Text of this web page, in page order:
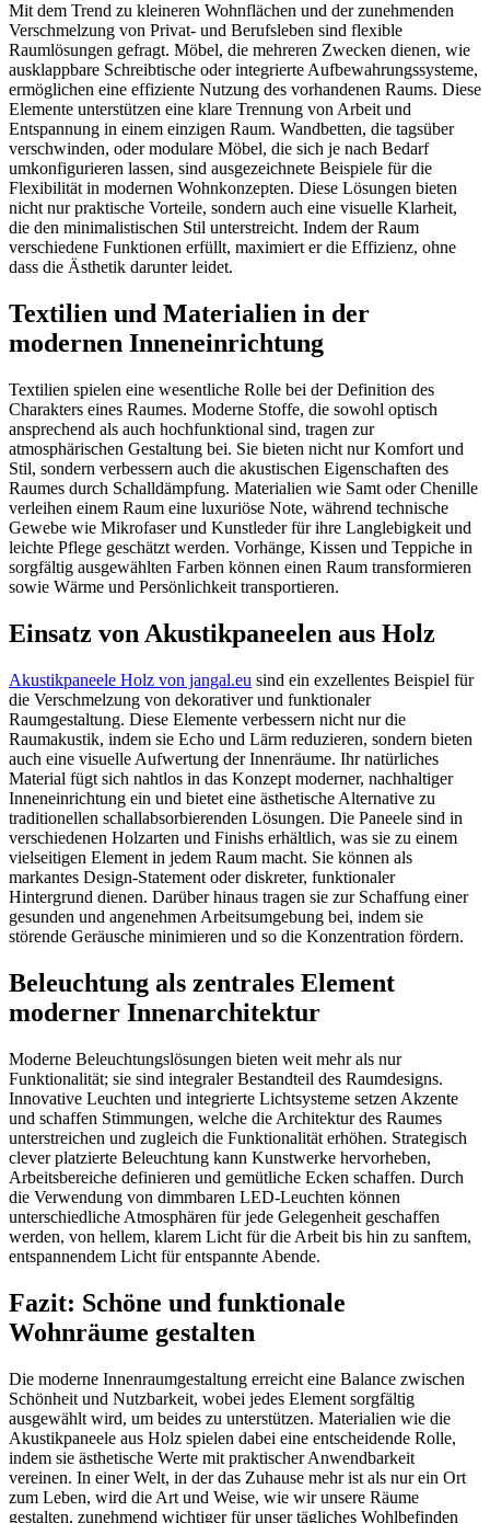
Mit dem Trend zu kleineren Wohnflächen und der zunehmenden
Verschmelzung von Privat- und Berufsleben sind flexible
Raumlösungen gefragt. Möbel, die mehreren Zwecken dienen, wie
ausklappbare Schreibtische oder integrierte Aufbewahrungssysteme,
ermöglichen eine effiziente Nutzung des vorhandenen Raums. Diese
Elemente unterstützen eine klare Trennung von Arbeit und
Entspannung in einem einzigen Raum. Wandbetten, die tagsüber
verschwinden, oder modulare Möbel, die sich je nach Bedarf
umkonfigurieren lassen, sind ausgezeichnete Beispiele für die
Flexibilität in modernen Wohnkonzepten. Diese Lösungen bieten
nicht nur praktische Vorteile, sondern auch eine visuelle Klarheit,
die den minimalistischen Stil unterstreicht. Indem der Raum
verschiedene Funktionen erfüllt, maximiert er die Effizienz, ohne
dass die Ästhetik darunter leidet.
Textilien und Materialien in der
modernen Inneneinrichtung
Textilien spielen eine wesentliche Rolle bei der Definition des
Charakters eines Raumes. Moderne Stoffe, die sowohl optisch
ansprechend als auch hochfunktional sind, tragen zur
atmosphärischen Gestaltung bei. Sie bieten nicht nur Komfort und
Stil, sondern verbessern auch die akustischen Eigenschaften des
Raumes durch Schalldämpfung. Materialien wie Samt oder Chenille
verleihen einem Raum eine luxuriöse Note, während technische
Gewebe wie Mikrofaser und Kunstleder für ihre Langlebigkeit und
leichte Pflege geschätzt werden. Vorhänge, Kissen und Teppiche in
sorgfältig ausgewählten Farben können einen Raum transformieren
sowie Wärme und Persönlichkeit transportieren.
Einsatz von Akustikpaneelen aus Holz
Akustikpaneele Holz von jangal.eu sind ein exzellentes Beispiel für
die Verschmelzung von dekorativer und funktionaler
Raumgestaltung. Diese Elemente verbessern nicht nur die
Raumakustik, indem sie Echo und Lärm reduzieren, sondern bieten
auch eine visuelle Aufwertung der Innenräume. Ihr natürliches
Material fügt sich nahtlos in das Konzept moderner, nachhaltiger
Inneneinrichtung ein und bietet eine ästhetische Alternative zu
traditionellen schallabsorbierenden Lösungen. Die Paneele sind in
verschiedenen Holzarten und Finishs erhältlich, was sie zu einem
vielseitigen Element in jedem Raum macht. Sie können als
markantes Design-Statement oder diskreter, funktionaler
Hintergrund dienen. Darüber hinaus tragen sie zur Schaffung einer
gesunden und angenehmen Arbeitsumgebung bei, indem sie
störende Geräusche minimieren und so die Konzentration fördern.
Beleuchtung als zentrales Element
moderner Innenarchitektur
Moderne Beleuchtungslösungen bieten weit mehr als nur
Funktionalität; sie sind integraler Bestandteil des Raumdesigns.
Innovative Leuchten und integrierte Lichtsysteme setzen Akzente
und schaffen Stimmungen, welche die Architektur des Raumes
unterstreichen und zugleich die Funktionalität erhöhen. Strategisch
clever platzierte Beleuchtung kann Kunstwerke hervorheben,
Arbeitsbereiche definieren und gemütliche Ecken schaffen. Durch
die Verwendung von dimmbaren LED-Leuchten können
unterschiedliche Atmosphären für jede Gelegenheit geschaffen
werden, von hellem, klarem Licht für die Arbeit bis hin zu sanftem,
entspannendem Licht für entspannte Abende.
Fazit: Schöne und funktionale
Wohnräume gestalten
Die moderne Innenraumgestaltung erreicht eine Balance zwischen
Schönheit und Nutzbarkeit, wobei jedes Element sorgfältig
ausgewählt wird, um beides zu unterstützen. Materialien wie die
Akustikpaneele aus Holz spielen dabei eine entscheidende Rolle,
indem sie ästhetische Werte mit praktischer Anwendbarkeit
vereinen. In einer Welt, in der das Zuhause mehr ist als nur ein Ort
zum Leben, wird die Art und Weise, wie wir unsere Räume
gestalten, zunehmend wichtiger für unser tägliches Wohlbefinden